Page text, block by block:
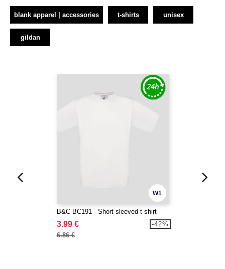
blank apparel | accessories t-shirts unisex
gildan
W1
B&C BC191 - Short-sleeved t-shirt
3.99 €
6.86 €
-42%